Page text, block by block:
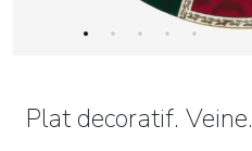
Plat decoratif. Veine.